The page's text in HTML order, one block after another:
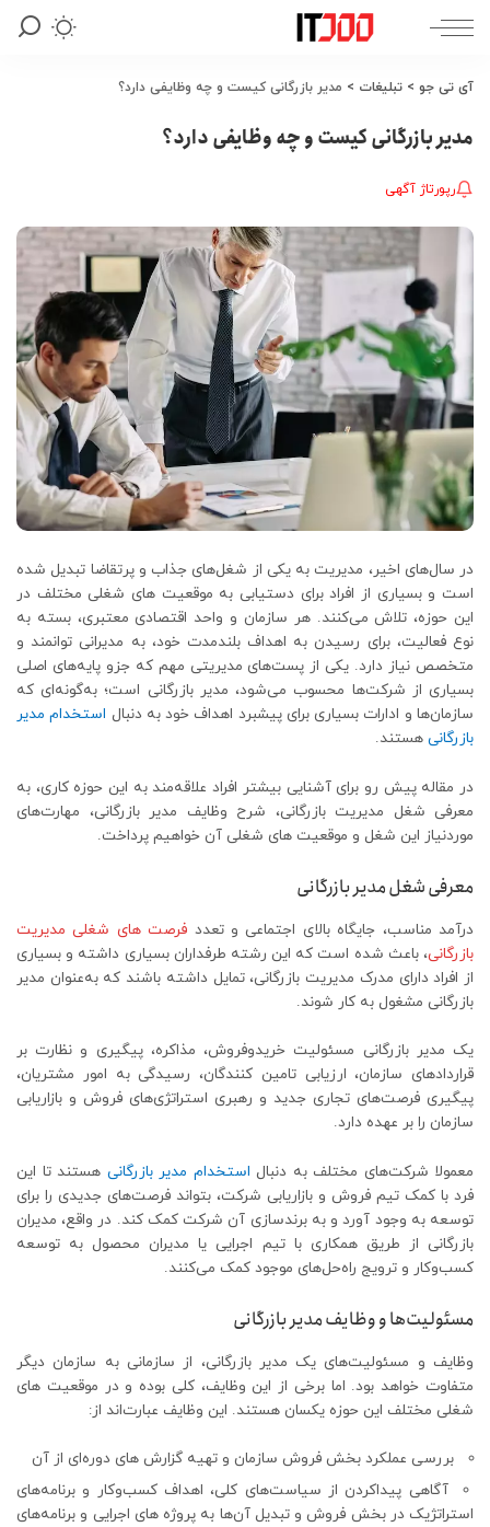
آی تی جو > تبلیغات > مدیر بازرگانی کیست و چه وظایفی دارد؟
مدیر بازرگانی کیست و چه وظایفی دارد؟
رپورتاژ آگهی
در سال‌های اخیر، مدیریت به یکی از شغل‌های جذاب و پرتقاضا تبدیل شده
است و بسیاری از افراد برای دستیابی به موقعیت های شغلی مختلف در
این حوزه، تلاش می‌کنند. هر سازمان و واحد اقتصادی معتبری، بسته به
نوع فعالیت، برای رسیدن به اهداف بلندمدت خود، به مدیرانی توانمند و
متخصص نیاز دارد. یکی از پست‌های مدیریتی مهم که جزو پایه‌های اصلی
بسیاری از شرکت‌ها محسوب می‌شود، مدیر بازرگانی است؛ به‌گونه‌ای که
سازمان‌ها و ادارات بسیاری برای پیشبرد اهداف خود به دنبال استخدام مدیر
بازرگانی هستند.
در مقاله پیش رو برای آشنایی بیشتر افراد علاقه‌مند به این حوزه کاری، به
معرفی شغل مدیریت بازرگانی، شرح وظایف مدیر بازرگانی، مهارت‌های
موردنیاز این شغل و موقعیت های شغلی آن خواهیم پرداخت.
معرفی شغل مدیر بازرگانی
درآمد مناسب، جایگاه بالای اجتماعی و تعدد فرصت های شغلی مدیریت
بازرگانی، باعث شده است که این رشته طرفداران بسیاری داشته و بسیاری
از افراد دارای مدرک مدیریت بازرگانی، تمایل داشته باشند که به‌عنوان مدیر
بازرگانی مشغول به کار شوند.
یک مدیر بازرگانی مسئولیت‌ خریدوفروش، مذاکره، پیگیری و نظارت بر
قراردادهای سازمان، ارزیابی تامین کنندگان، رسیدگی به امور مشتریان،
پیگیری فرصت‌های تجاری جدید و رهبری استراتژی‌های فروش و بازاریابی
سازمان را بر عهده دارد.
معمولا شرکت‌های مختلف به دنبال استخدام مدیر بازرگانی هستند تا این
فرد با کمک تیم فروش و بازاریابی شرکت، بتواند فرصت‌های جدیدی را برای
توسعه به وجود آورد و به برندسازی آن شرکت کمک کند. در واقع، مدیران
بازرگانی از طریق همکاری با تیم اجرایی یا مدیران محصول به توسعه
کسب‌وکار و ترویج راه‌حل‌های موجود کمک می‌کنند.
مسئولیت‌ها و وظایف مدیر بازرگانی
وظایف و مسئولیت‌های یک مدیر بازرگانی، از سازمانی به سازمان دیگر
متفاوت خواهد بود. اما برخی از این وظایف، کلی بوده و در موقعیت های
شغلی مختلف این حوزه یکسان هستند. این وظایف عبارت‌اند از:
بررسی عملکرد بخش فروش سازمان و تهیه گزارش های دوره‌ای از آن
آگاهی پیداکردن از سیاست‌های کلی، اهداف کسب‌وکار و برنامه‌های
استراتژیک در بخش فروش و تبدیل آن‌ها به پروژه های اجرایی و برنامه‌های